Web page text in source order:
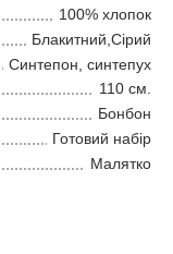
100% хлопок
Блакитний,Сірий
Синтепон, синтепух
110 см.
Бонбон
Готовий набір
Малятко